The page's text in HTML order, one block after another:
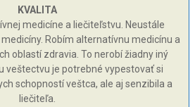
KVALITA
medicíne a liečiteľstvu. Neustále
Robím alternatívnu medicínu a
oblastí zdravia. To nerobí žiadny iný
veštectvu je potrebné vypestovať si
schopností veštca, ale aj senzibila a
liečiteľa.